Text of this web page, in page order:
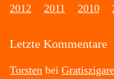
2012
2011 2010
Letzte Kommentare
Torsten bei